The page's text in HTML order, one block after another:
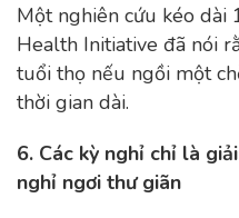
Một nghiên cứu kéo dài
Health Initiative đã nói
tuổi thọ nếu ngồi một
thời gian dài.
6. Các kỳ nghỉ chỉ là
nghỉ ngơi thư giãn